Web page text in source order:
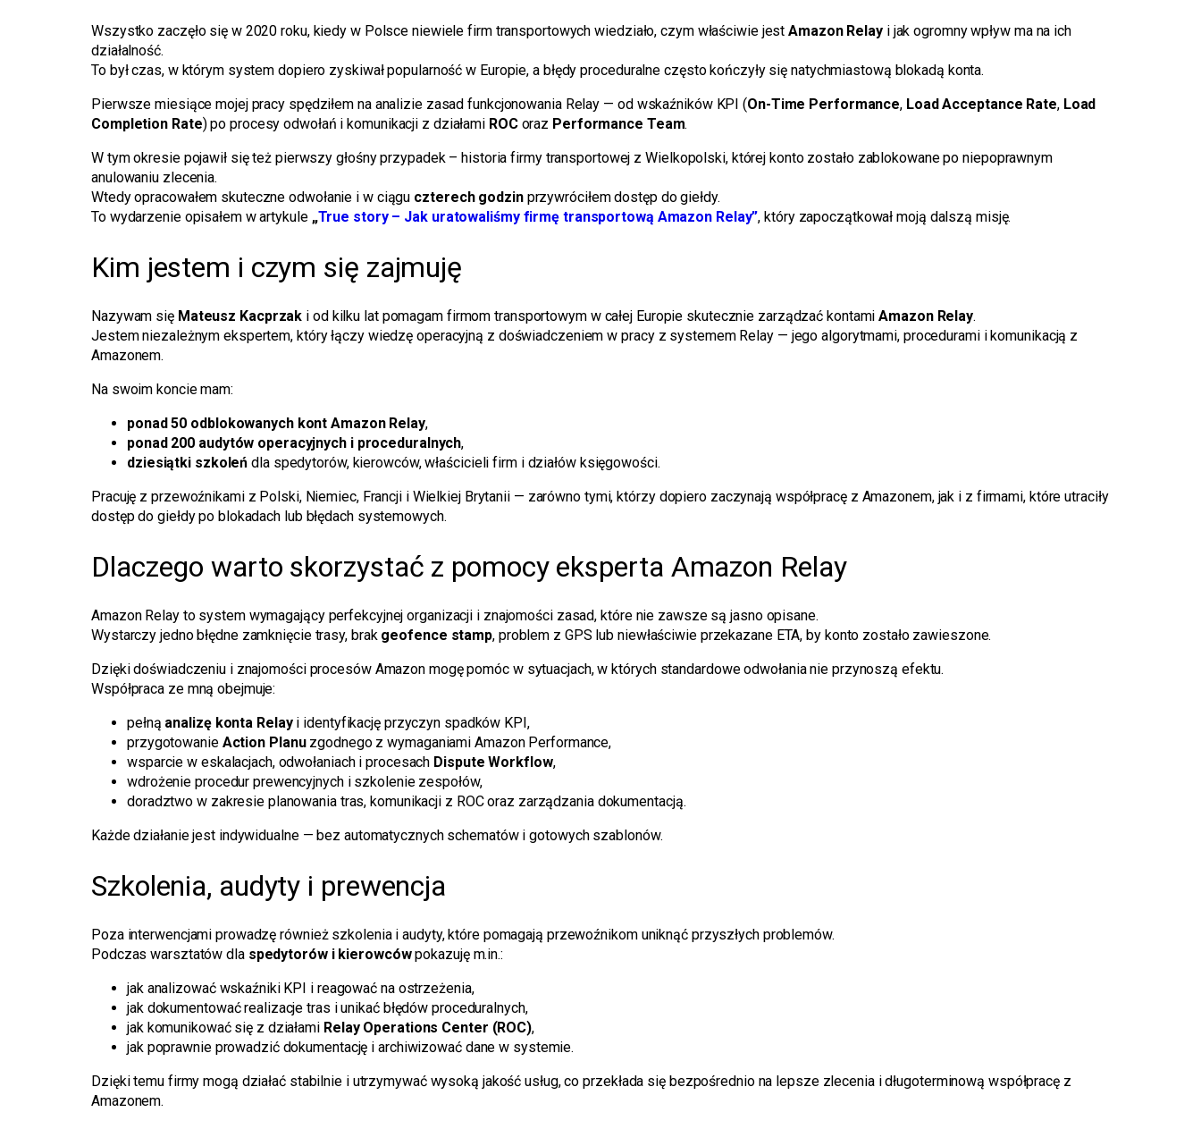
Wszystko zaczęło się w 2020 roku, kiedy w Polsce niewiele firm transportowych wiedziało, czym właściwie jestAmazon Relayi jak ogromny wpływ ma na ich
działalność.
To był czas, w którym system dopiero zyskiwał popularność w Europie, a błędy proceduralne często kończyły się natychmiastową blokadą konta.
Pierwsze miesiące mojej pracy spędziłem na analizie zasad funkcjonowania Relay — od wskaźników KPI (On-Time Performance, Load Acceptance Rate, Load
Completion Rate) po procesy odwołań i komunikacji z działami ROCoraz Performance Team.
W tym okresie pojawił się też pierwszy głośny przypadek – historia firmy transportowej z Wielkopolski, której konto zostało zablokowane po niepoprawnym
anulowaniu zlecenia.
Wtedy opracowałem skuteczne odwołanie i w ciągu czterech godzinprzywróciłem dostęp do giełdy.
To wydarzenie opisałem w artykule „True story – Jak uratowaliśmy firmę transportową Amazon Relay”, który zapoczątkował moją dalszą misję.
Kim jestem i czym się zajmuję
Nazywam się Mateusz Kacprzak i od kilku lat pomagam firmom transportowym w całej Europie skutecznie zarządzać kontamiAmazon Relay.
Jestem niezależnym ekspertem, który łączy wiedzę operacyjną z doświadczeniem w pracy z systemem Relay — jego algorytmami, procedurami i komunikacją z
Amazonem.
Na swoim koncie mam:
ponad 50 odblokowanych kont Amazon Relay,
ponad 200 audytów operacyjnych i proceduralnych,
dziesiątki szkoleń dla spedytorów, kierowców, właścicieli firm i działów księgowości.
Pracuję z przewoźnikami z Polski, Niemiec, Francji i Wielkiej Brytanii — zarówno tymi, którzy dopiero zaczynają współpracę z Amazonem, jak i z firmami, które utraciły
dostęp do giełdy po blokadach lub błędach systemowych.
Dlaczego warto skorzystać z pomocy eksperta Amazon Relay
Amazon Relay to system wymagający perfekcyjnej organizacji i znajomości zasad, które nie zawsze są jasno opisane.
Wystarczy jedno błędne zamknięcie trasy, brak geofence stamp, problem z GPS lub niewłaściwie przekazane ETA, by konto zostało zawieszone.
Dzięki doświadczeniu i znajomości procesów Amazon mogę pomóc w sytuacjach, w których standardowe odwołania nie przynoszą efektu.
Współpraca ze mną obejmuje:
pełną analizę konta Relayi identyfikację przyczyn spadków KPI,
przygotowanie Action Planuzgodnego z wymaganiami Amazon Performance,
wsparcie w eskalacjach, odwołaniach i procesach Dispute Workflow,
wdrożenie procedur prewencyjnych i szkolenie zespołów,
doradztwo w zakresie planowania tras, komunikacji z ROC oraz zarządzania dokumentacją.
Każde działanie jest indywidualne — bez automatycznych schematów i gotowych szablonów.
Szkolenia, audyty i prewencja
Poza interwencjami prowadzę również szkolenia i audyty, które pomagają przewoźnikom uniknąć przyszłych problemów.
Podczas warsztatów dla spedytorów i kierowcówpokazuję m.in.:
jak analizować wskaźniki KPI i reagować na ostrzeżenia,
jak dokumentować realizacje tras i unikać błędów proceduralnych,
jak komunikować się z działami Relay Operations Center (ROC),
jak poprawnie prowadzić dokumentację i archiwizować dane w systemie.
Dzięki temu firmy mogą działać stabilnie i utrzymywać wysoką jakość usług, co przekłada się bezpośrednio na lepsze zlecenia i długoterminową współpracę z
Amazonem.